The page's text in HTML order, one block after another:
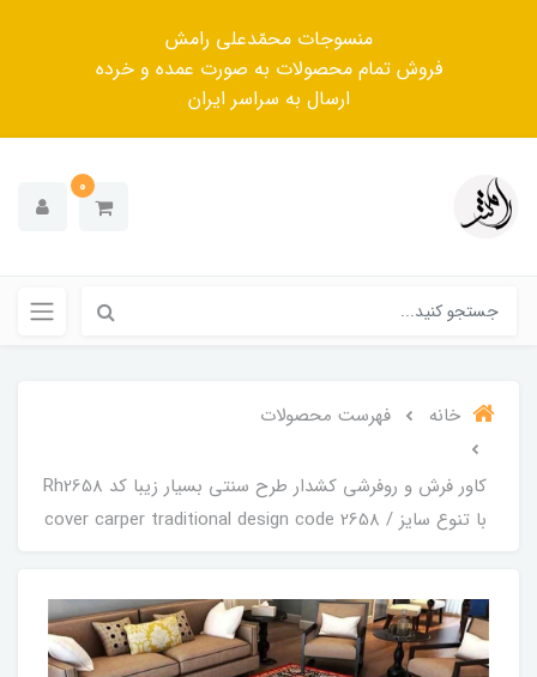
منسوجات محمّدعلی رامش
فروش تمام محصولات به صورت عمده و خرده
ارسال به سراسر ایران
0
خانه فهرست محصولات
کاور فرش و روفرشی کشدار‌ طرح سنتی بسیار زیبا کد Rh2658
با تنوع سایز / cover carper traditional design code 2658